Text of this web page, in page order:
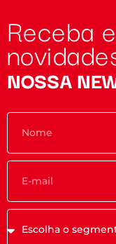
Receba
NOSSA